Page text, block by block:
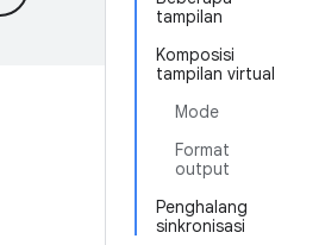
tampilan
Komposisi
tampilan virtual
Mode
Format
output
Penghalang
sinkronisasi